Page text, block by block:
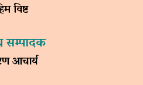
विष्ट
सम्पादक
आचार्य